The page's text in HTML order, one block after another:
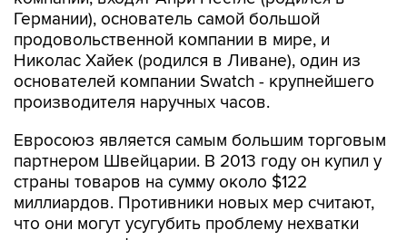
Германии), основатель самой большой
продовольственной компании в мире, и
Николас Хайек (родился в Ливане), один из
основателей компании Swatch - крупнейшего
производителя наручных часов.
Евросоюз является самым большим торговым
партнером Швейцарии. В 2013 году он купил у
страны товаров на сумму около $122
миллиардов. Противники новых мер считают,
что они могут усугубить проблему нехватки